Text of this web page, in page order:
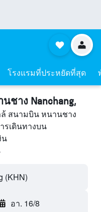
โรงแรมที่ประหยัดที่สุด
ชาง Nanchang,
ล้ สนามบิน หนานชาง
รเดินทางบน
น
(KHN)
อา. 16/8